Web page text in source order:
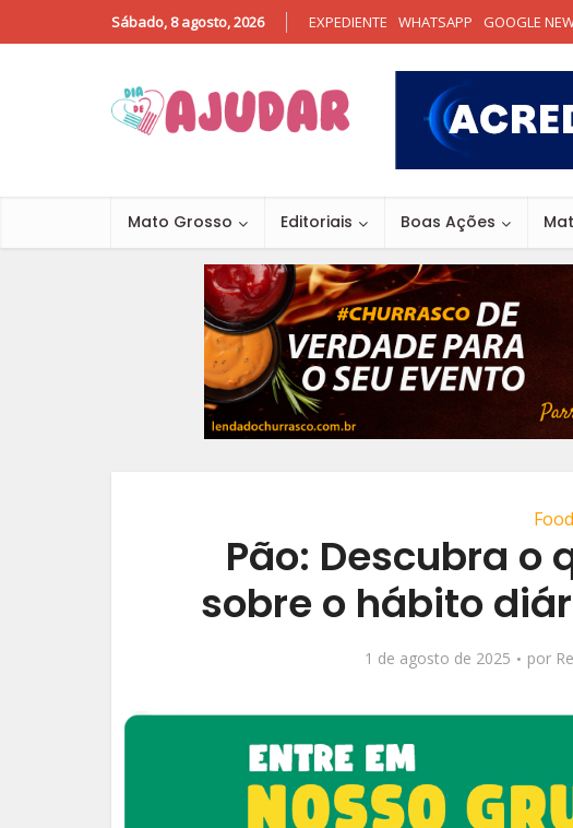
Sábado, 8 agosto, 2026 EXPEDIENTE WHATSAPP GOOGLE
Mato Grosso Editoriais Boas Ações
Food
Pão: Descubra o
sobre o hábito
1 de agosto de 2025 por